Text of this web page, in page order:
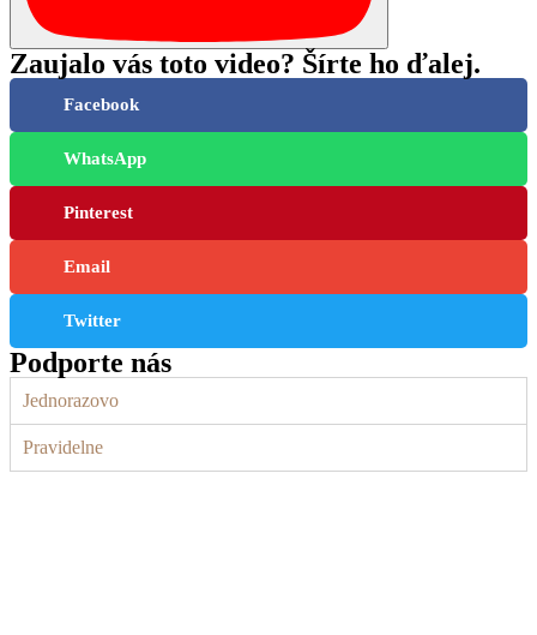
Zaujalo vás toto video? Šírte ho ďalej.
Facebook
WhatsApp
Pinterest
Email
Twitter
Podporte nás
Jednorazovo
Pravidelne